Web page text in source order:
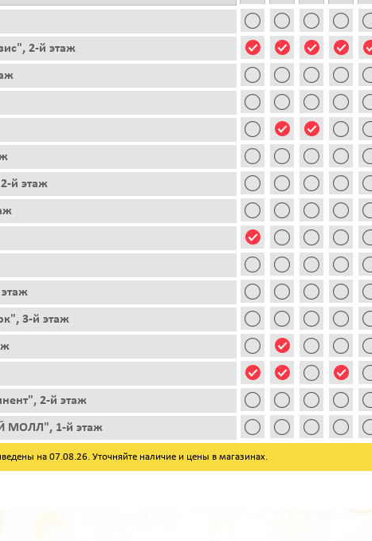
2-й этаж
й этаж
3-й этаж
2-й этаж
МОЛЛ", 1-й этаж
на 07.08.26. Уточняйте наличие и цены в магазинах.